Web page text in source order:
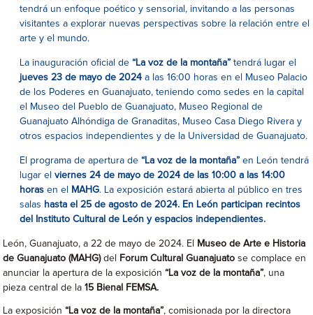
tendrá un enfoque poético y sensorial, invitando a las personas
visitantes a explorar nuevas perspectivas sobre la relación entre el
arte y el mundo.
La inauguración oficial de “La voz de la montaña” tendrá lugar el
jueves 23 de mayo de 2024a las 16:00 horas en el Museo Palacio
de los Poderes en Guanajuato, teniendo como sedes en la capital
el Museo del Pueblo de Guanajuato, Museo Regional de
Guanajuato Alhóndiga de Granaditas, Museo Casa Diego Rivera y
otros espacios independientes y de la Universidad de Guanajuato.
El programa de apertura de “La voz de la montaña” en León tendrá
lugar elviernes 24 de mayo de 2024 de las 10:00 a las 14:00
horas en el MAHG. La exposición estará abierta al público en tres
salas hasta el 25 de agosto de 2024. En León participan recintos
del Instituto Cultural de León y espacios independientes.
León, Guanajuato, a 22 de mayo de 2024. El
Museo de Arte e Historia
de Guanajuato (MAHG)del Forum Cultural Guanajuato se complace en
anunciar la apertura de la exposición“La voz de la montaña”, una
pieza central de la15 Bienal FEMSA.
La exposición “La voz de la montaña”, comisionada por la directora